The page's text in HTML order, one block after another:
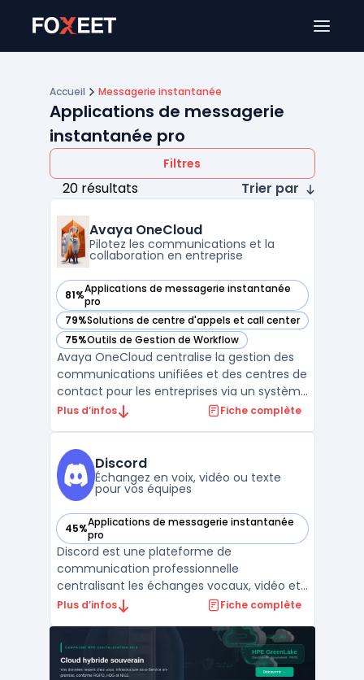
Accueil Messagerie instantanée
Applications de messagerie
instantanée pro
Filtres
20 résultats Trier par
Avaya OneCloud
Pilotez les communications et la
collaboration en entreprise
81%Applications de messagerie instantanée
pro
— voir Avaya OneCloud dans cette catégorie
79%Solutions de centre d'appels et call center
— voir Avaya OneCloud dans cette catégorie
75%Outils de Gestion de Workflow
— voir Avaya OneCloud dans cette catégorie
Avaya OneCloud centralise la gestion des
communications unifiées et des centres de
contact pour les entreprises via un système
d’abonnement. Les organisations disposent
coûts. Ce service permet de déployer des
outil ...
Plus d’infos Fiche complète
Discord
Échangez en voix, vidéo ou texte
pour vos équipes
45%Applications de messagerie instantanée
pro
— voir Discord dans cette catégorie
Discord est une plateforme de
communication professionnelle
centralisant les échanges vocaux, vidéo et
texte dans le cadre de la collaboration
2015, cet outil est utilisé par un large public
pour répondre à la nécessité de faciliter les
interactions dans les stru ...
Plus d’infos Fiche complète